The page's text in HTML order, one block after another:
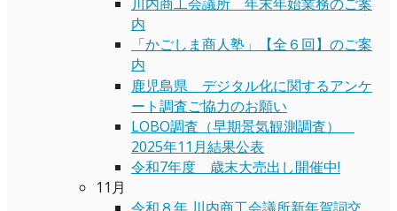
内
「かごしま商人塾」【全６回】のご案
内
鹿児島県 デジタル化に関するアンケ
ート調査ご協力のお願い
LOBO調査（早期景気観測調査）
2025年11月結果公表
令和7年度 歳末大売出し開催中!
11月